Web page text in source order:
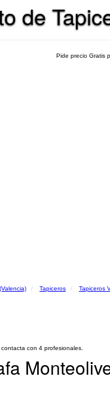
de
Pide precio Gratis
Tapiceros Tapiceros
con 4 profesionales.